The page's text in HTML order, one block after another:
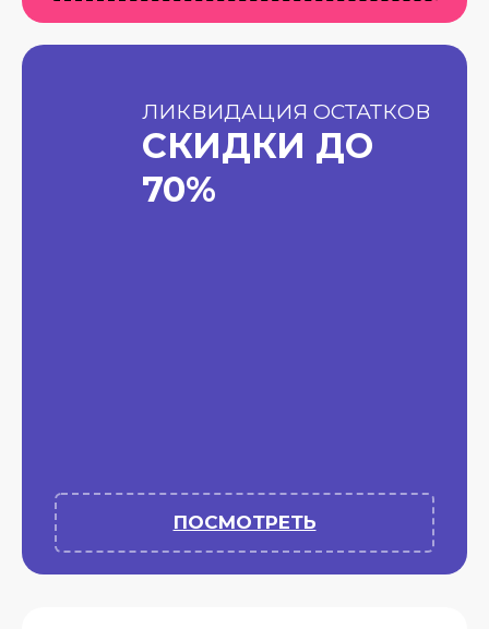
ЛИКВИДАЦИЯ ОСТАТКОВ
СКИДКИ ДО
70%
ПОСМОТРЕТЬ